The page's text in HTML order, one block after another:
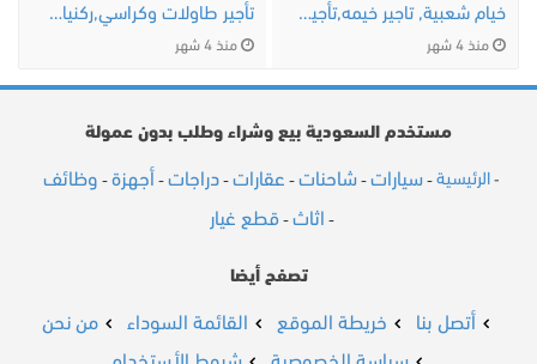
خيام شعبية, تاجير خيمه,تأجير طاولات …
منذ 4 شهر
تأجير طاولات وكراسي,ركنيات تراثية,جلسات …
منذ 4 شهر
مستخدم السعودية بيع وشراء وطلب بدون عمولة
- الرئيسية - سيارات - شاحنات - عقارات - دراجات - أجهزة - وظائف
- اثاث -قطع غيار
تصفح أيضا
أتصل بنا خريطة الموقع القائمة السوداء
من نحن